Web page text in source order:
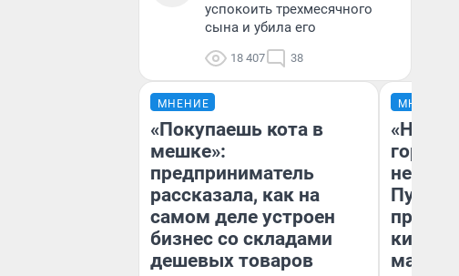
успокоить трехмесячного
сына и убила его
18 407 38
МНЕНИЕ
«Покупаешь кота в
мешке»:
предприниматель
рассказала, как на
самом деле устроен
бизнес со складами
дешевых товаров
МНЕНИЕ
«Нет